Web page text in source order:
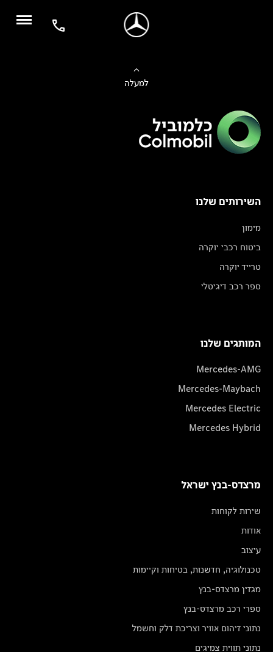
למעלה
השירותים שלנו
מימון
ביטוח רכבי יוקרה
טרייד יוקרה
ספר רכב דיגיטלי
המותגים שלנו
Mercedes-AMG
Mercedes-Maybach
Mercedes Electric
Mercedes Hybrid
מרצדס-בנץ ישראל
שירות לקוחות
אודות
עיצוב
טכנולוגיה, חדשנות, בטיחות וקיימות
מגזין מרצדס-בנץ
ספרי רכב מרצדס-בנץ
נתוני זיהום אוויר וצריכת דלק וחשמל
נתוני תווית צמיגים